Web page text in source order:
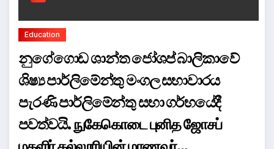
Education
නුගේගොඩ ශාන්ත ජෝශප් බාලිකාවේ
ශිෂ්‍ය පාර්ලිමේන්තු මංගල සභාවාරය
පැරණි පාර්ලිමේන්තු සභා ගර්භයේදී
පවත්වයි. நுகேகொடை புனித ஜோசப்